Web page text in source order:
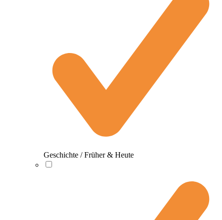
Geschichte / Früher & Heute